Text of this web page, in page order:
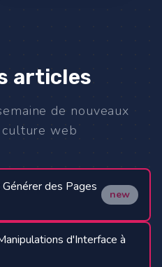
articles
de nouveaux
web
des Pages
new
d'Interface à